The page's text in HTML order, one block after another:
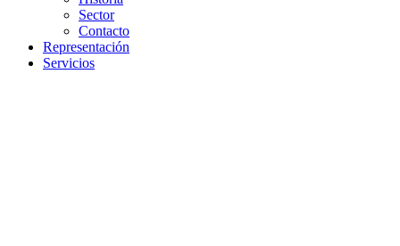
Sector
Contacto
Representación
Servicios